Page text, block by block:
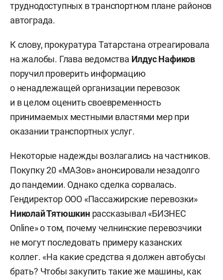
труднодоступных в транспортном плане районов
автограда.
К слову, прокуратура Татарстана отреагировала
на жалобы. Глава ведомства Илдус Нафиков
поручил проверить информацию
о ненадлежащей организации перевозок
и в целом оценить своевременность
принимаемых местными властями мер при
оказании транспортных услуг.
Некоторые надежды возлагались на частников.
Покупку 20 «МАЗов» анонсировали незадолго
до пандемии. Однако сделка сорвалась.
Гендиректор ООО «Пассажирские перевозки»
Николай Тятюшкинрассказывал «БИЗНЕС
Online» о том, почему челнинские перевозчики
не могут последовать примеру казанских
коллег. «На какие средства я должен автобусы
брать? Чтобы закупить такие же машины, как